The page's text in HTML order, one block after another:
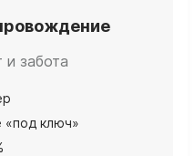
забота
ключ»